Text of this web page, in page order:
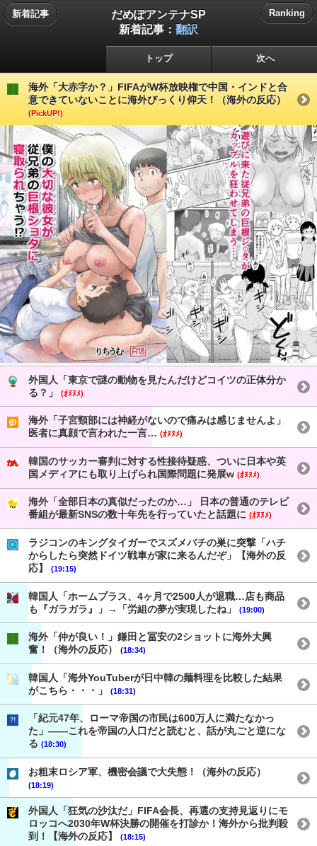
新着記事
だめぽアンテナSP
新着記事： 翻訳
Ranking
トップ 次へ
海外「大赤字か？」FIFAがW杯放映権で中国・インドと合
意できていないことに海外びっくり仰天！（海外の反応）
(PickUP!)
外国人「東京で謎の動物を見たんだけどコイツの正体分か
る？」
(ｵﾇﾇﾒ)
海外「子宮頸部には神経がないので痛みは感じませんよ」
医者に真顔で言われた一言… (ｵﾇﾇﾒ)
韓国のサッカー審判に対する性接待疑惑、ついに日本や英
国メディアにも取り上げられ国際問題に発展w (ｵﾇﾇﾒ)
海外「全部日本の真似だったのか…」 日本の普通のテレビ
番組が最新SNSの数十年先を行っていたと話題に (ｵﾇﾇﾒ)
ラジコンのキングタイガーでスズメバチの巣に突撃「ハチ
からしたら突然ドイツ戦車が家に来るんだぞ」【海外の反
応】
(19:15)
韓国人「ホームプラス、4ヶ月で2500人が退職…店も商品
も『ガラガラ』」→「労組の夢が実現したね」
(19:00)
海外「仲が良い！」鎌田と冨安の2ショットに海外大興
奮！（海外の反応）
(18:34)
韓国人「海外YouTuberが日中韓の麺料理を比較した結果
がこちら・・・」
(18:31)
「紀元47年、ローマ帝国の市民は600万人に満たなかっ
た」——これを帝国の人口だと読むと、話が丸ごと逆にな
る (18:30)
お粗末ロシア軍、機密会議で大失態！（海外の反応）
(18:19)
外国人「狂気の沙汰だ」FIFA会長、再選の支持見返りにモ
ロッコへ2030年W杯決勝の開催を打診か！海外から批判殺
到！【海外の反応】
(18:15)